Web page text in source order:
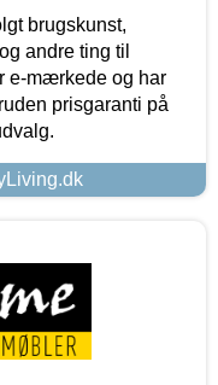
brugskunst,
andre ting til
e-mærkede og har
prisgaranti på